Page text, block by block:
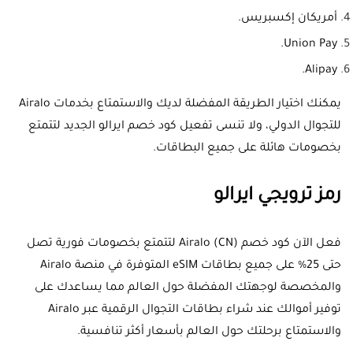
أمريكان إكسبريس.
Union Pay.
Alipay.
يمكنك اختيار الطريقة المفضلة لديك والاستمتاع بخدمات Airalo
للتجوال الدولي، ولا تنسى تفعيل كود خصم ايرالو الجديد لتتمتع
بخصومات هائلة على جميع البطاقات.
رمز ترويجي ايرالو
فعل الآن كود خصم Airalo ( CN
) لتتمتع بخصومات فورية تصل
حتى 25% على جميع بطاقات eSIM المتوفرة في منصة Airalo
والمخصصة لوجهتك المفضلة حول العالم مما يساعدك على
توفير أموالك عند شراء بطاقات التجوال الرقمية عبر Airalo
والاستمتاع برحلتك حول العالم بأسعار أكثر تنافسية.